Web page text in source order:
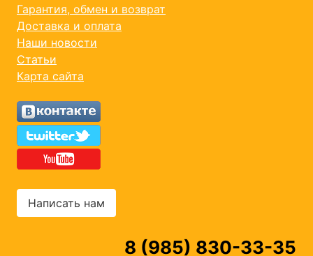
Гарантия, обмен и возврат
Доставка и оплата
Наши новости
Статьи
Карта сайта
Написать нам
8 (985) 830-33-35